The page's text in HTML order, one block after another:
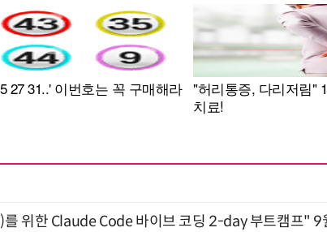
위한 Claude Code 바이브 코딩 2-day 부트캠프" 9